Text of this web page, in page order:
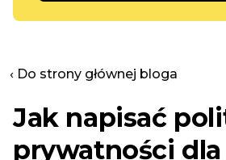
‹ Do strony głównej bloga
Jak napisać
prywatności